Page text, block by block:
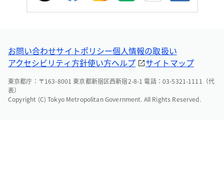
お問い合わせサイトポリシー個人情報の取扱い
アクセシビリティ方針使い方ヘルプ サイトマップ
東京都庁：〒163-8001 東京都新宿区西新宿2-8-1 電話：03-5321-1111（代
表）
Copyright (C) Tokyo Metropolitan Government. All Rights Reserved.